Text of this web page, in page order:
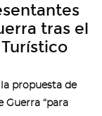
tras el
propuesta de
Guerra “para